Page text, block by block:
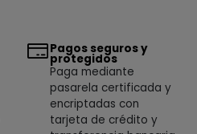
Pagos seguros y
protegidos
Paga mediante
pasarela certificada y
encriptadas con
tarjeta de crédito y